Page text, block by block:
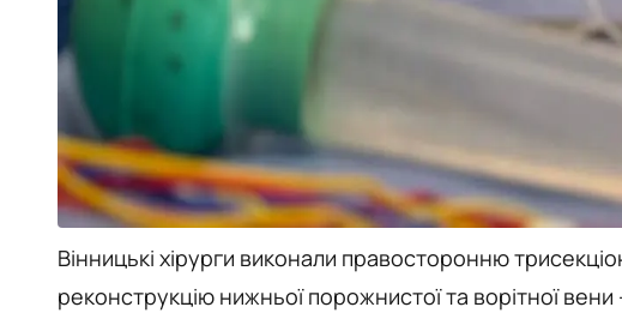
Вінницькі хірурги виконали правосторонню
реконструкцію нижньої порожнистої та ворітної